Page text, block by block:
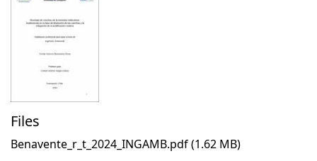
Files
Benavente_r_t_2024_INGAMB.pdf(1.62 MB)